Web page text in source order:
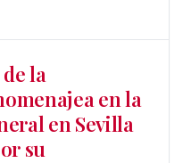
la
en la
en Sevilla
su